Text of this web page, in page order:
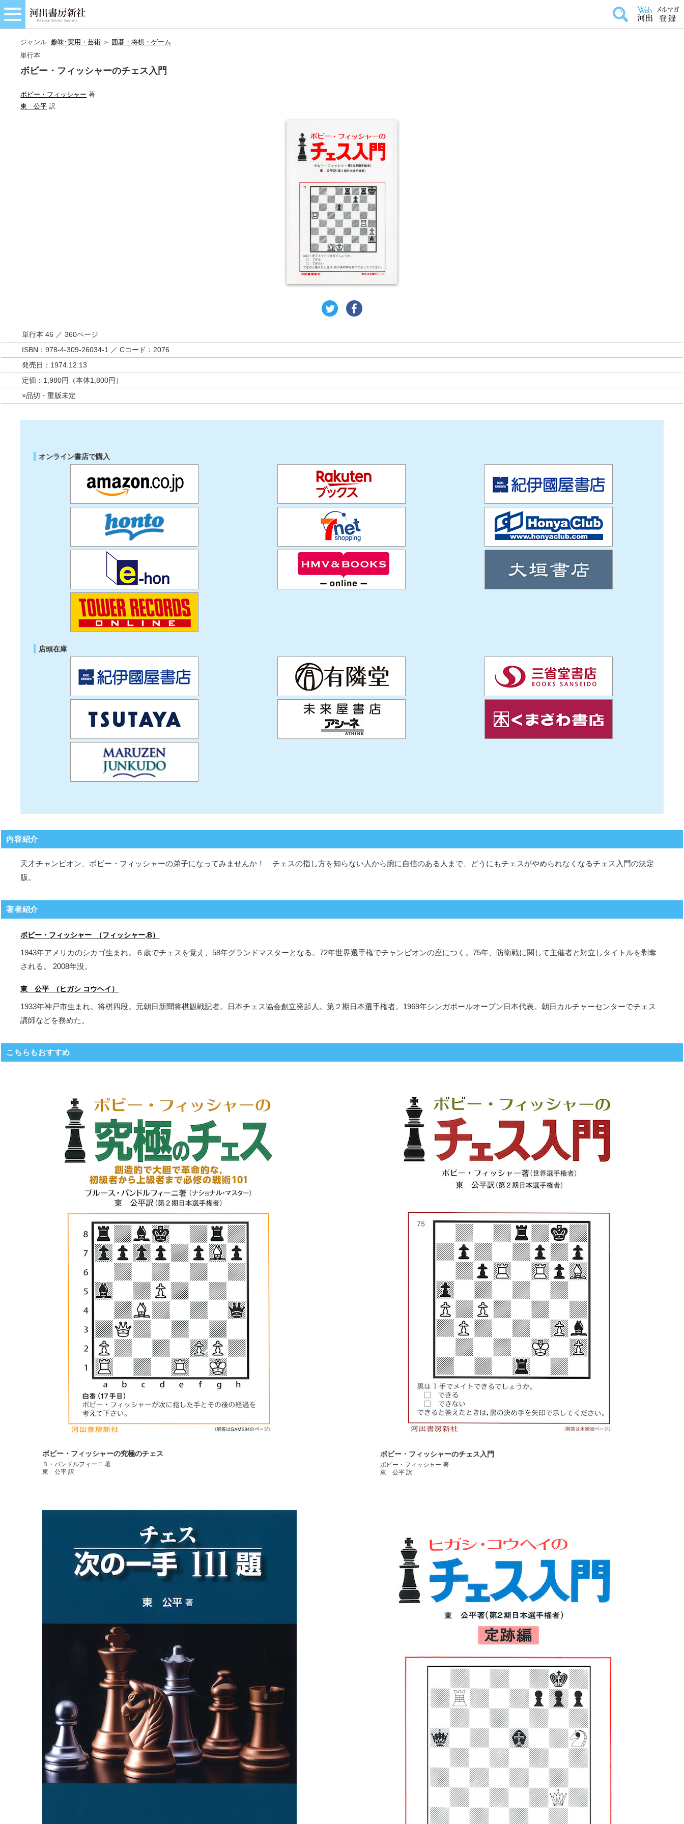
ジャンル: 趣味･実用・芸術 ＞ 囲碁・将棋・ゲーム
単行本
ボビー・フィッシャーのチェス入門
ボビー・フィッシャー 著
東 公平 訳
単行本 46 ／ 360ページ
ISBN：978-4-309-26034-1 ／ Cコード：2076
発売日：1974.12.13
定価：1,980円（本体1,800円）
×品切・重版未定
オンライン書店で購入
店頭在庫
内容紹介
天才チャンピオン、ボビー・フィッシャーの弟子になってみませんか！ チェスの指し方を知らない人から腕に自信のある人まで、どうにもチェスがやめられなくなるチェス入門の決定
版。
著者紹介
ボビー・フィッシャー （フィッシャー,B）
1943年アメリカのシカゴ生まれ。６歳でチェスを覚え、58年グランドマスターとなる。72年世界選手権でチャンピオンの座につく。75年、防衛戦に関して主催者と対立しタイトルを剥奪
される。 2008年没。
東 公平 （ヒガシ コウヘイ）
1933年神戸市生まれ。将棋四段。元朝日新聞将棋観戦記者。日本チェス協会創立発起人。第２期日本選手権者。1969年シンガポールオープン日本代表。朝日カルチャーセンターでチェス
講師などを務めた。
こちらもおすすめ
ボビー・フィッシャーの究極のチェス
Ｂ・パンドルフィーニ 著
東 公平 訳
ボビー・フィッシャーのチェス入門
ボビー・フィッシャー 著
東 公平 訳